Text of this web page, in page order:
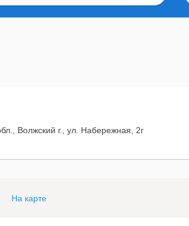
Волжский г., ул. Набережная, 2г
На карте